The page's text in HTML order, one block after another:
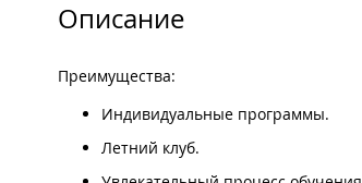
Описание
Преимущества:
Индивидуальные программы.
Летний клуб.